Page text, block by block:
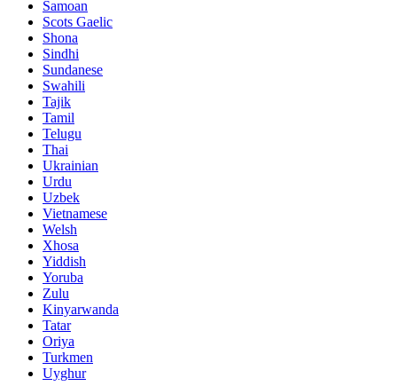
Samoan
Scots Gaelic
Shona
Sindhi
Sundanese
Swahili
Tajik
Tamil
Telugu
Thai
Ukrainian
Urdu
Uzbek
Vietnamese
Welsh
Xhosa
Yiddish
Yoruba
Zulu
Kinyarwanda
Tatar
Oriya
Turkmen
Uyghur